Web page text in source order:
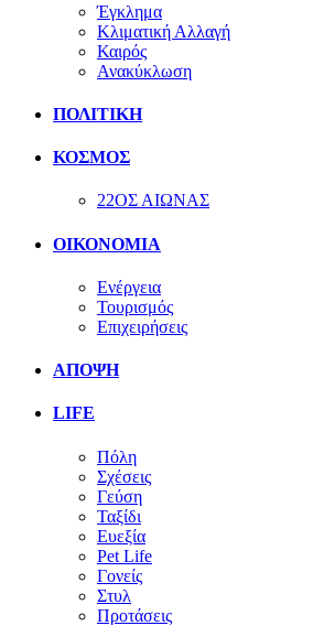
Έγκλημα
Κλιματική Αλλαγή
Καιρός
Ανακύκλωση
ΠΟΛΙΤΙΚΗ
ΚΟΣΜΟΣ
22ΟΣ ΑΙΩΝΑΣ
ΟΙΚΟΝΟΜΙΑ
Ενέργεια
Τουρισμός
Επιχειρήσεις
ΑΠΟΨΗ
LIFE
Πόλη
Σχέσεις
Γεύση
Ταξίδι
Ευεξία
Pet Life
Γονείς
Στυλ
Προτάσεις